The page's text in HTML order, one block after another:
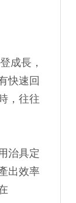
成長，
快速回
，往往
治具定
出效率